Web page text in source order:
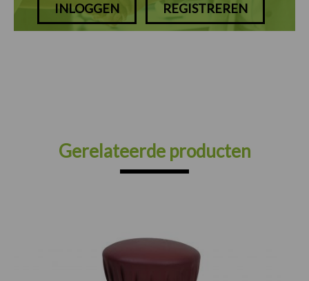
INLOGGEN REGISTREREN
Gerelateerde producten